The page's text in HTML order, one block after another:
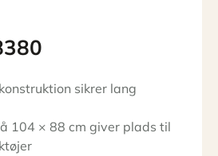
sikrer lang
104 × 88 cm giver plads til